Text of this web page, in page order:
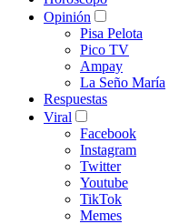
Opinión
Pisa Pelota
Pico TV
Ampay
La Seño María
Respuestas
Viral
Facebook
Instagram
Twitter
Youtube
TikTok
Memes